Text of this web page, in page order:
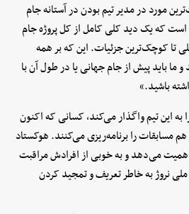
مورد در مدیر تیم بودن در آستانه جام
که یک دید کلی کامل از کل پروژه جام
تا کوچک‌ترین جزئیات. این که بر همه
ما باید پیش از جام جهانی یا در طول آن با
باشید.»
به این تیم واگذار می‌کند، کسانی که اکنون
مسابقات را برنامه‌ریزی می‌کنند. هوکستاد
می‌دهد و به‌ خوبی از افرادش مراقبت
نروژ به خاطر تعریف و تمجید کردن